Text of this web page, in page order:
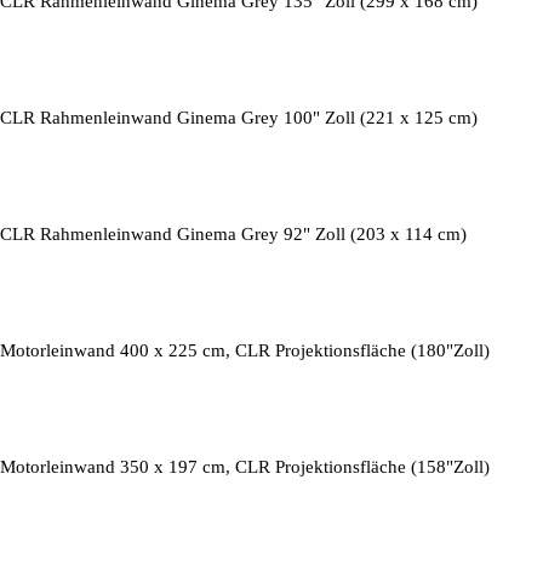
CLR Rahmenleinwand Ginema Grey 100" Zoll (221 x 125 cm)
CLR Rahmenleinwand Ginema Grey 92" Zoll (203 x 114 cm)
Motorleinwand 400 x 225 cm, CLR Projektionsfläche (180"Zoll)
Motorleinwand 350 x 197 cm, CLR Projektionsfläche (158"Zoll)